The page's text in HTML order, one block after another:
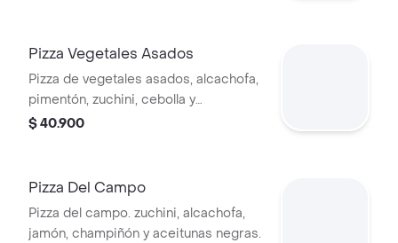
Pizza Vegetales Asados
Pizza de vegetales asados, alcachofa,
pimentón, zuchini, cebolla y
champiñones.
$ 40.900
Pizza Del Campo
Pizza del campo. zuchini, alcachofa,
jamón, champiñón y aceitunas negras.